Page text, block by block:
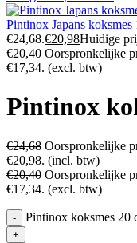
Pintinox Japans koksmes
€24,68.€20,98Huidige
€20,40 Oorspronkelijke
€17,34. (excl. btw)
Pintinox
€24,68 Oorspronkelijke
€20,98. (incl. btw)
€20,40 Oorspronkelijke
€17,34. (excl. btw)
Pintinox koksmes 20